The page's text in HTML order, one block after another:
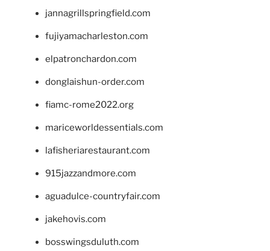
jannagrillspringfield.com
fujiyamacharleston.com
elpatronchardon.com
donglaishun-order.com
fiamc-rome2022.org
mariceworldessentials.com
lafisheriarestaurant.com
915jazzandmore.com
aguadulce-countryfair.com
jakehovis.com
bosswingsduluth.com